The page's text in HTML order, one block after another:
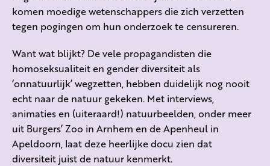
komen moedige wetenschappers die zich verzetten
tegen pogingen om hun onderzoek te censureren.
Want wat blijkt? De vele propagandisten die
homoseksualiteit en gender diversiteit als
‘onnatuurlijk’ wegzetten, hebben duidelijk nog nooit
echt naar de natuur gekeken. Met interviews,
animaties en (uiteraard!) natuurbeelden, onder meer
uit Burgers’ Zoo in Arnhem en de Apenheul in
Apeldoorn, laat deze heerlijke docu zien dat
diversiteit juist de natuur kenmerkt.